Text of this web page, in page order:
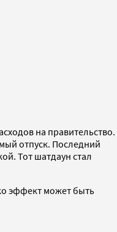
на правительство.
отпуск. Последний
Тот шатдаун стал
эффект может быть